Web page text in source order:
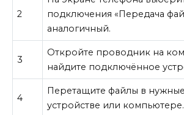
2
подключения «Передача
аналогичный.
3
Откройте проводник на
найдите подключённое
4
Перетащите файлы в
устройстве или компьютере.